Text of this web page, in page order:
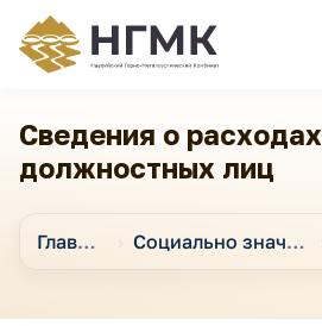
Сведения о расходах
должностных лиц
Главная Социально значимая информация и подотчетность перед общественностью